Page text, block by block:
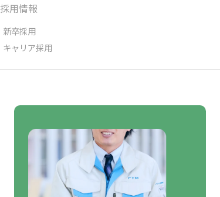
採用情報
新卒採用
キャリア採用